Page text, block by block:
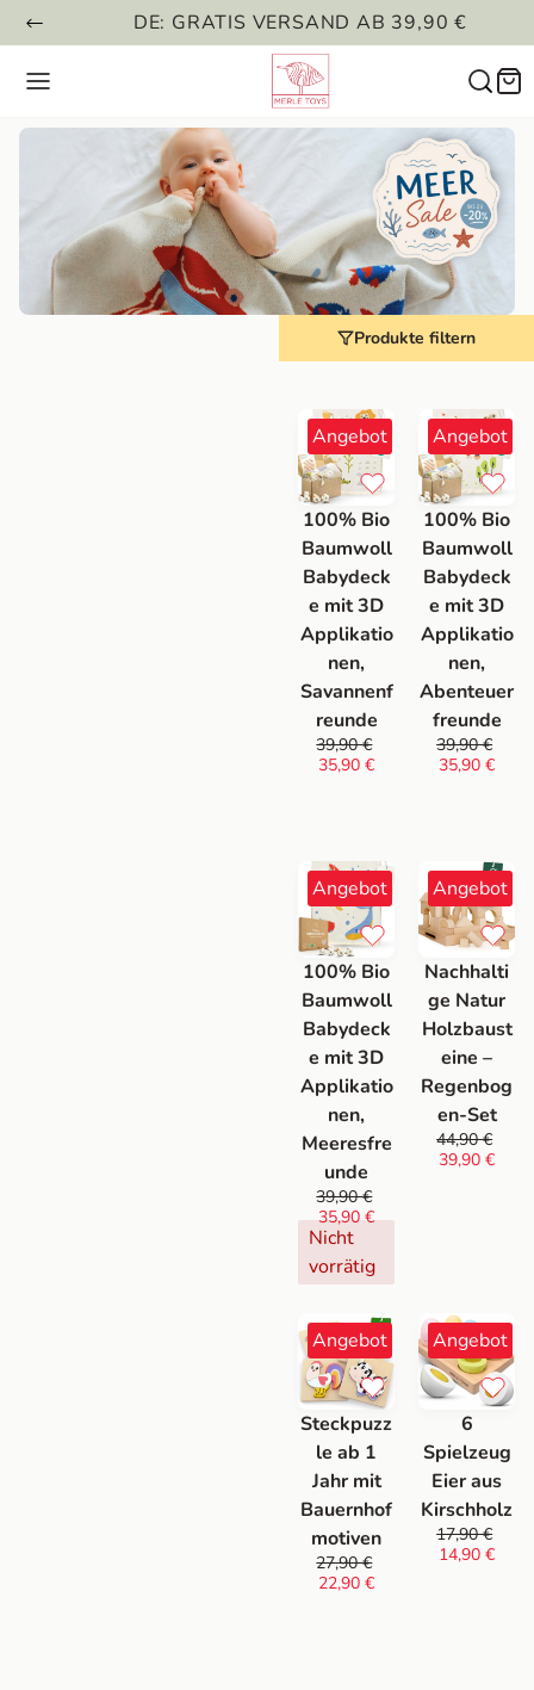
DE: GRATIS VERSAND AB 39,90 €
Produkte filtern
Angebot
100% Bio
Baumwoll
Babydeck
e mit 3D
Applikatio
nen,
Savannenf
reunde
39,90€
35,90€
Angebot
100% Bio
Baumwoll
Babydeck
e mit 3D
Applikatio
nen,
Abenteuer
freunde
39,90€
35,90€
Angebot
100% Bio
Baumwoll
Babydeck
e mit 3D
Applikatio
nen,
Meeresfre
unde
39,90€
35,90€
Nicht
vorrätig
Angebot
Nachhalti
ge Natur
Holzbaust
eine –
Regenbog
en-Set
44,90€
39,90€
Angebot
Steckpuzz
le ab 1
Jahr mit
Bauernhof
motiven
27,90€
22,90€
Angebot
6
Spielzeug
Eier aus
Kirschholz
17,90€
14,90€